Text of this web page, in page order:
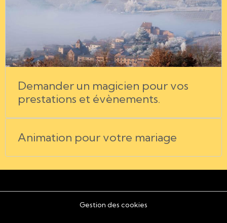
Demander un magicien pour vos
prestations et évènements.
Animation pour votre mariage
Gestion des cookies